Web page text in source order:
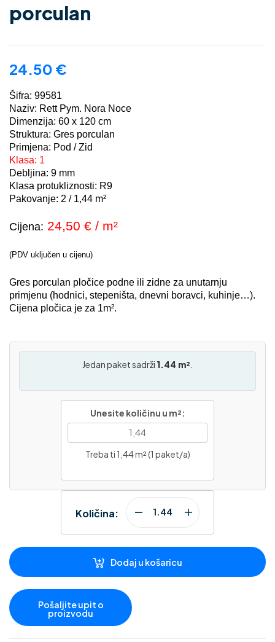
porculan
24.50 €
Šifra: 99581
Naziv: Rett Pym. Nora Noce
Dimenzija: 60 x 120 cm
Struktura: Gres porculan
Primjena: Pod / Zid
Klasa: 1
Debljina: 9 mm
Klasa protukliznosti: R9
Pakovanje: 2 / 1,44 m²
Cijena: 24,50 € / m²
(PDV uključen u cijenu)
Gres porculan pločice podne ili zidne za unutarnju
primjenu (hodnici, stepeništa, dnevni boravci, kuhinje…).
Cijena pločica je za 1m².
Jedan paket sadrži 1.44 m²
Unesite količinu u m²:
Treba ti 1,44 m² (1 paket/a)
Količina:
Dodaj u košaricu